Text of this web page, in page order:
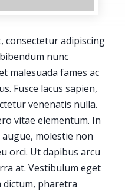
consectetur adipiscing
nunc
malesuada fames ac
Fusce lacus sapien,
venenatis nulla.
vitae elementum. In
augue, molestie non
orci. Ut dapibus arcu
at. Vestibulum eget
dictum, pharetra